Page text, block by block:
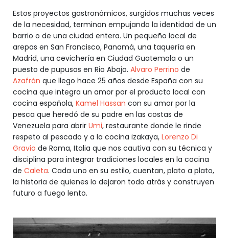
Estos proyectos gastronómicos, surgidos muchas veces
de la necesidad, terminan empujando la identidad de un
barrio o de una ciudad entera. Un pequeño local de
arepas en San Francisco, Panamá, una taquería en
Madrid, una cevichería en Ciudad Guatemala o un
puesto de pupusas en Rio Abajo. Alvaro Perrino de
Azafrán que llego hace 25 años desde España con su
cocina que integra un amor por el producto local con
cocina española, Kamel Hassan con su amor por la
pesca que heredó de su padre en las costas de
Venezuela para abrir Umi, restaurante donde le rinde
respeto al pescado y a la cocina izakaya, Lorenzo Di
Gravio de Roma, Italia que nos cautiva con su técnica y
disciplina para integrar tradiciones locales en la cocina
de Caleta. Cada uno en su estilo, cuentan, plato a plato,
la historia de quienes lo dejaron todo atrás y construyen
futuro a fuego lento.